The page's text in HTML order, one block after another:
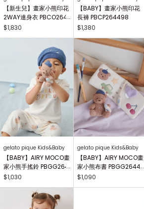
【新生兒】畫家小熊印花
2WAY連身衣 PBCO264
738
$1,830
【BABY】畫家小熊印花
長褲 PBCP264498
$1,380
gelato pique Kids&Baby
【BABY】AIRY MOCO畫
家小熊手搖鈴 PBGG264
414
$1,030
gelato pique Kids&Baby
【BABY】AIRY MOCO畫
家小熊布書 PBGG26441
8
$1,090